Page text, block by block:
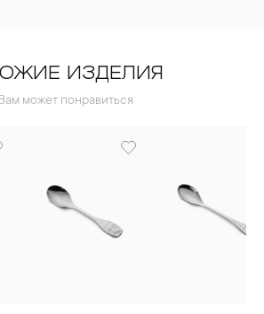
ИЗДЕЛИЯ
может понравиться